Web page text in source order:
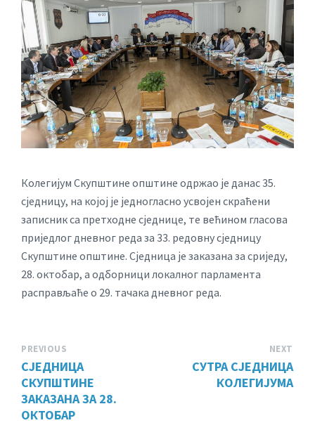
Колегијум Скупштине општине одржао је данас 35.
сједницу, на којој је једногласно усвојен скраћени
записник са претходне сједнице, те већином гласова
приједлог дневног реда за 33. редовну сједницу
Скупштине општине. Сједница је заказана за сриједу,
28. октобар, а одборници локалног парламента
расправљаће о 29. тачака дневног реда.
PREVIOUS
СЈЕДНИЦА
СКУПШТИНЕ
ЗАКАЗАНА ЗА 28.
ОКТОБАР
NEXT
СУТРА СЈЕДНИЦА
КОЛЕГИЈУМА